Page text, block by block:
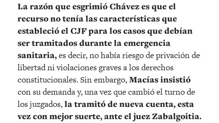
La razón que esgrimió Chávez es que el
recurso no tenía las características que
estableció el CJF para los casos que debían
ser tramitados durante la emergencia
sanitaria,es decir, no había riesgo de privación de
libertad ni violaciones graves a los derechos
constitucionales. Sin embargo,Macías insistió
con su demanda y, una vez que cambió el turno de
los juzgados,la tramitó de nueva cuenta, esta
vez con mejor suerte, ante el juez Zabalgoitia.